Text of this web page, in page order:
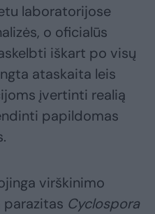
laboratorijose
o oficialūs
iškart po visų
ataskaita leis
įvertinti realią
papildomas
virškinimo
parazitas Cyclospora